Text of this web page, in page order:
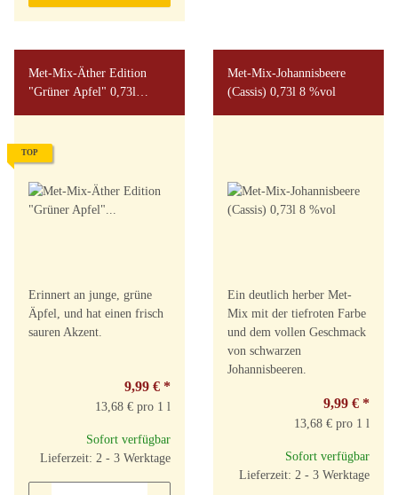
Met-Mix-Äther Edition
"Grüner Apfel" 0,73l
TOP
Erinnert an junge, grüne
Äpfel, und hat einen frisch
sauren Akzent.
9,99 € *
13,68 € pro 1 l
Sofort verfügbar
Lieferzeit: 2 - 3 Werktage
Met-Mix-Johannisbeere
(Cassis) 0,73l 8 %vol
Ein deutlich herber Met-
Mix mit der tiefroten Farbe
und dem vollen Geschmack
von schwarzen
Johannisbeeren.
9,99 € *
13,68 € pro 1 l
Sofort verfügbar
Lieferzeit: 2 - 3 Werktage